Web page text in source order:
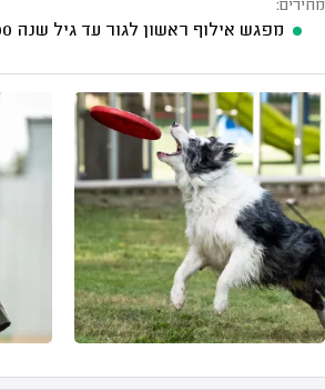
מחירים:
מפגש אילוף ראשון לגור עד גיל שנה